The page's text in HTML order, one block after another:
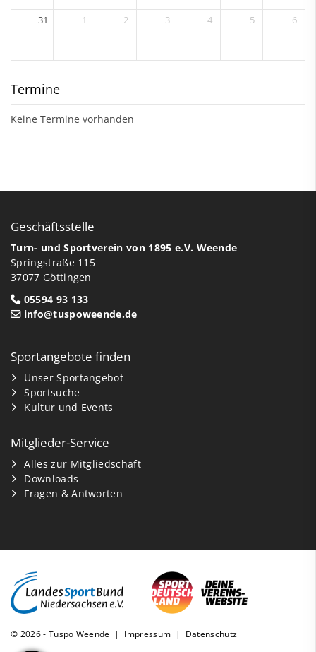
31 1 2 3 4 5 6
Termine
Keine Termine vorhanden
Geschäftsstelle
Turn- und Sportverein von 1895 e.V. Weende
Springstraße 115
37077 Göttingen
05594 93 133
info@tuspoweende.de
Sportangebote finden
Unser Sportangebot
Sportsuche
Kultur und Events
Mitglieder-Service
Alles zur Mitgliedschaft
Downloads
Fragen & Antworten
© 2026 - Tuspo Weende | Impressum | Datenschutz